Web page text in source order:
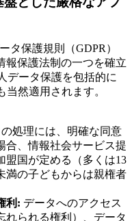
タ保護規則（GDPR）
報保護法制の一つを確立
データ保護を包括的に
然適用されます。
処理には、明確な同意
合、情報社会サービス提
盟国が定める（多くは13
満の子どもからは親権者
利: データへのアクセス
れられる権利）、データ